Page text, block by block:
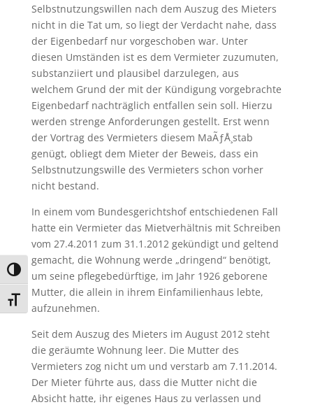
Umschalten auf hohe Kontraste
Schrift vergrößern
Selbstnutzungswillen nach dem Auszug des Mieters
nicht in die Tat um, so liegt der Verdacht nahe, dass
der Eigenbedarf nur vorgeschoben war. Unter
diesen Umständen ist es dem Vermieter zuzumuten,
substanziiert und plausibel darzulegen, aus
welchem Grund der mit der Kündigung vorgebrachte
Eigenbedarf nachträglich entfallen sein soll. Hierzu
werden strenge Anforderungen gestellt. Erst wenn
der Vortrag des Vermieters diesem MaÃƒÅ¸stab
genügt, obliegt dem Mieter der Beweis, dass ein
Selbstnutzungswille des Vermieters schon vorher
nicht bestand.
In einem vom Bundesgerichtshof entschiedenen Fall
hatte ein Vermieter das Mietverhältnis mit Schreiben
vom 27.4.2011 zum 31.1.2012 gekündigt und geltend
gemacht, die Wohnung werde „dringend“ benötigt,
um seine pflegebedürftige, im Jahr 1926 geborene
Mutter, die allein in ihrem Einfamilienhaus lebte,
aufzunehmen.
Seit dem Auszug des Mieters im August 2012 steht
die geräumte Wohnung leer. Die Mutter des
Vermieters zog nicht um und verstarb am 7.11.2014.
Der Mieter führte aus, dass die Mutter nicht die
Absicht hatte, ihr eigenes Haus zu verlassen und